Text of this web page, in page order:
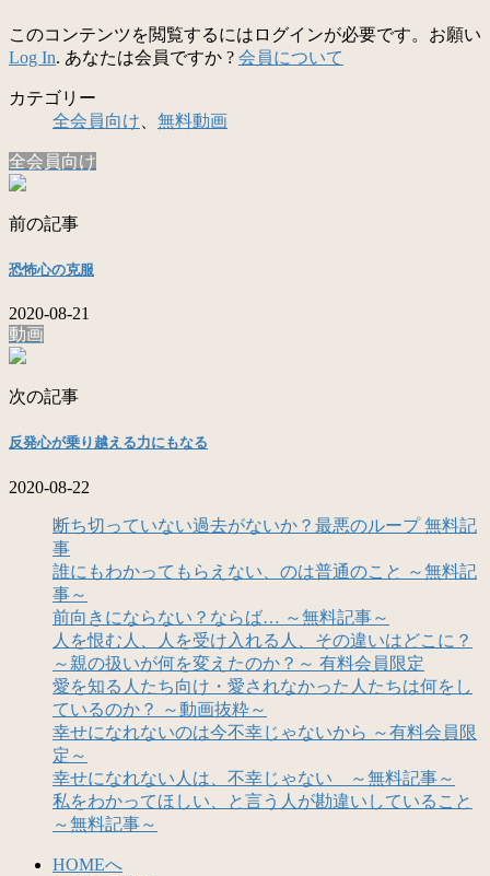
このコンテンツを閲覧するにはログインが必要です。お願い
Log In. あなたは会員ですか ? 会員について
カテゴリー
全会員向け
無料動画
全会員向け
前の記事
恐怖心の克服
2020-08-21
動画
次の記事
反発心が乗り越える力にもなる
2020-08-22
断ち切っていない過去がないか？最悪のループ 無料記
事
誰にもわかってもらえない、のは普通のこと ～無料記
事～
前向きにならない？ならば… ～無料記事～
人を恨む人、人を受け入れる人、その違いはどこに？
～親の扱いが何を変えたのか？～ 有料会員限定
愛を知る人たち向け・愛されなかった人たちは何をし
ているのか？ ～動画抜粋～
幸せになれないのは今不幸じゃないから ～有料会員限
定～
幸せになれない人は、不幸じゃない ～無料記事～
私をわかってほしい、と言う人が勘違いしていること
～無料記事～
HOMEへ